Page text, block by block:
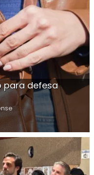
para defesa